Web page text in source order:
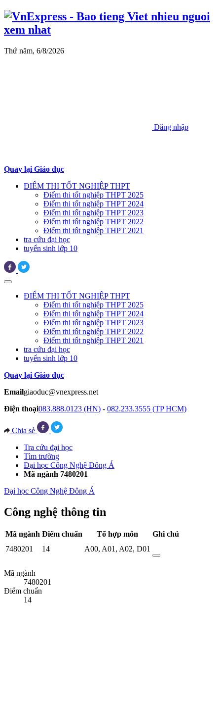
Thứ năm, 6/8/2026
Đăng nhập
Quay lại Giáo dục
ĐIỂM THI TỐT NGHIỆP THPT
Điểm thi tốt nghiệp THPT 2025
Điểm thi tốt nghiệp THPT 2024
Điểm thi tốt nghiệp THPT 2023
Điểm thi tốt nghiệp THPT 2022
Điểm thi tốt nghiệp THPT 2021
tra cứu đại học
tuyển sinh lớp 10
ĐIỂM THI TỐT NGHIỆP THPT
Điểm thi tốt nghiệp THPT 2025
Điểm thi tốt nghiệp THPT 2024
Điểm thi tốt nghiệp THPT 2023
Điểm thi tốt nghiệp THPT 2022
Điểm thi tốt nghiệp THPT 2021
tra cứu đại học
tuyển sinh lớp 10
Quay lại Giáo dục
Emailgiaoduc@vnexpress.net
Điện thoại083.888.0123 (HN) - 082.233.3555 (TP HCM)
Chia sẻ
Tra cứu đại học
Tìm trường
Đại học Công Nghệ Đông Á
Mã ngành 7480201
Đại học Công Nghệ Đông Á
Công nghệ thông tin
Mã ngành Điểm chuẩn Tổ hợp môn
Ghi chú
7480201
14 A00, A01, A02, D01
Mã ngành
7480201
Điểm chuẩn
14